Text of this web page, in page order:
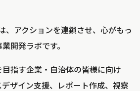
、アクションを連鎖させ、心がもっ
開発ラボです。
指す企業・自治体の皆様に向け
ザイン支援、レポート作成、視察